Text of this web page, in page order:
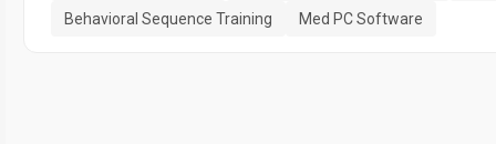
Behavioral Sequence Training
Med PC Software